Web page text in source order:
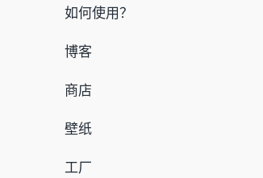
如何使用？
博客
商店
壁纸
工厂